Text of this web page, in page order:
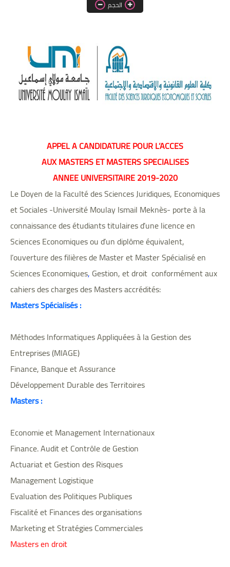
اللغة الانجليزية
إعلاميات
التعليم
الصحة
الحجم
APPEL A CANDIDATURE POUR L’ACCES
AUX MASTERS ET MASTERS SPECIALISES
ANNEE UNIVERSITAIRE 2019-2020
Le Doyen de la Faculté des Sciences Juridiques, Economiques
et Sociales -Université Moulay Ismail Meknès- porte à la
connaissance des étudiants titulaires d’une licence en
Sciences Economiques ou d’un diplôme équivalent,
l’ouverture des filières de Master et Master Spécialisé en
Sciences Economiques, Gestion, et droit conformément aux
cahiers des charges des Masters accrédités:
Masters Spécialisés :
Méthodes Informatiques Appliquées à la Gestion des
Entreprises (MIAGE)
Finance, Banque et Assurance
Développement Durable des Territoires
Masters :
Economie et Management Internationaux
Finance. Audit et Contrôle de Gestion
Actuariat et Gestion des Risques
Management Logistique
Evaluation des Politiques Publiques
Fiscalité et Finances des organisations
Marketing et Stratégies Commerciales
Masters en droit